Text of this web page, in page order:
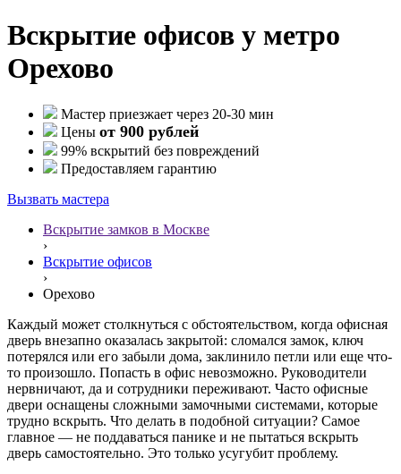
Вскрытие офисов у метро
Орехово
Мастер приезжает через 20-30 мин
Цены от 900 рублей
99% вскрытий без повреждений
Предоставляем гарантию
Вызвать мастера
Вскрытие замков в Москве
›
Вскрытие офисов
›
Орехово
Каждый может столкнуться с обстоятельством, когда офисная
дверь внезапно оказалась закрытой: сломался замок, ключ
потерялся или его забыли дома, заклинило петли или еще что-
то произошло. Попасть в офис невозможно. Руководители
нервничают, да и сотрудники переживают. Часто офисные
двери оснащены сложными замочными системами, которые
трудно вскрыть. Что делать в подобной ситуации? Самое
главное — не поддаваться панике и не пытаться вскрыть
дверь самостоятельно. Это только усугубит проблему.